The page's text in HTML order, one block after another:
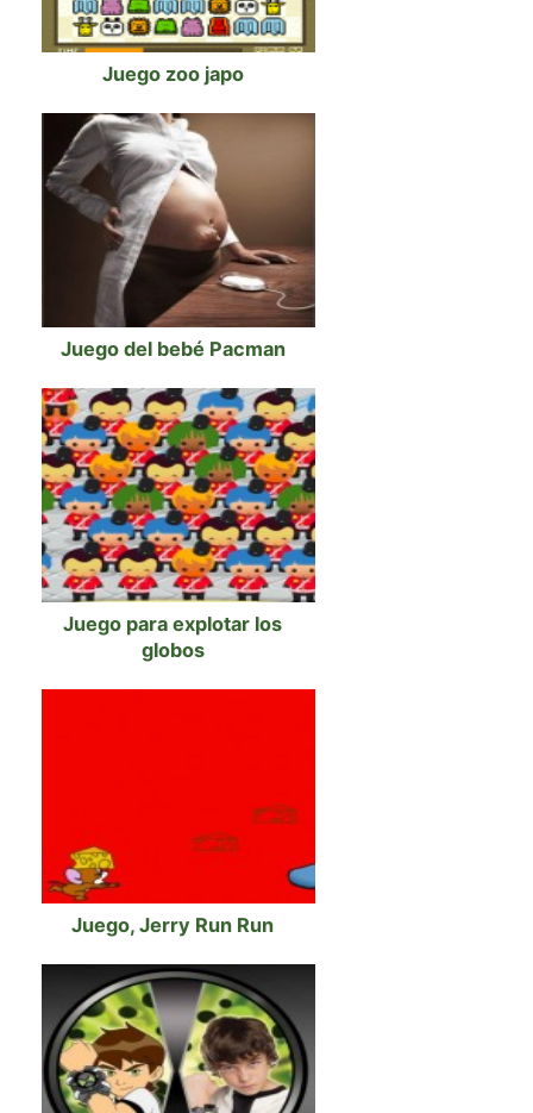
Juego zoo japo
Juego del bebé Pacman
Juego para explotar los
globos
Juego, Jerry Run Run